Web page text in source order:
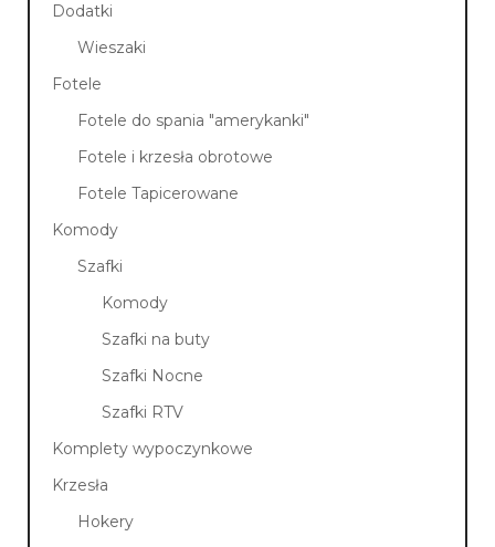
Dodatki
Wieszaki
Fotele
Fotele do spania "amerykanki"
Fotele i krzesła obrotowe
Fotele Tapicerowane
Komody
Szafki
Komody
Szafki na buty
Szafki Nocne
Szafki RTV
Komplety wypoczynkowe
Krzesła
Hokery